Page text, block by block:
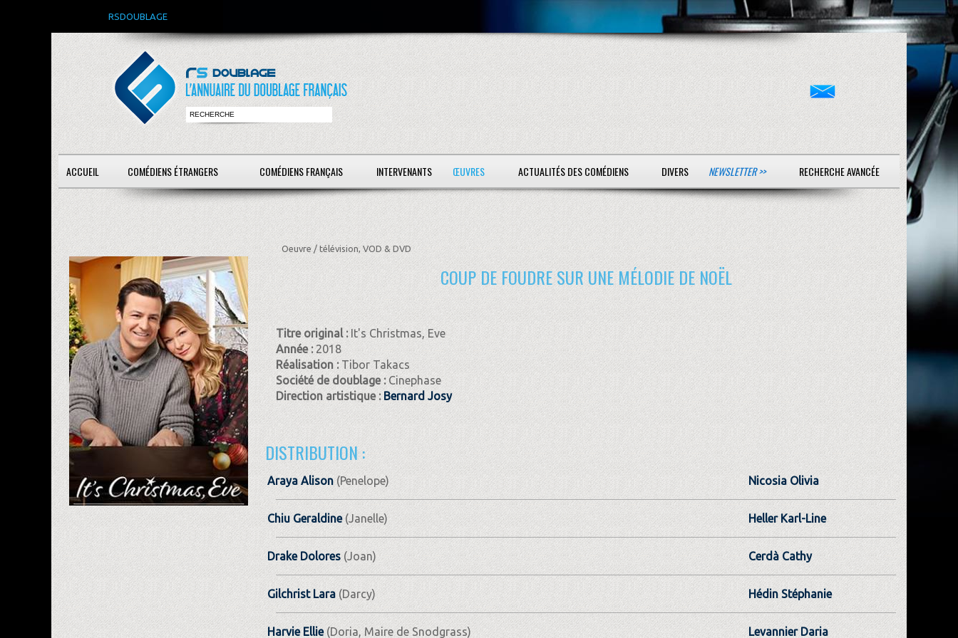
RSDOUBLAGE
ACCUEIL COMÉDIENS ÉTRANGERS COMÉDIENS FRANÇAIS INTERVENANTS ŒUVRES ACTUALITÉS DES COMÉDIENS DIVERS NEWSLETTER >> RECHERCHE AVANCÉE
Oeuvre / télévision, VOD & DVD
COUP DE FOUDRE SUR UNE MÉLODIE DE NOËL
Titre original :It's Christmas, Eve
Année :2018
Réalisation :Tibor Takacs
Société de doublage :Cinephase
Direction artistique : Bernard Josy
DISTRIBUTION :
Araya Alison(Penelope) Nicosia Olivia
Chiu Geraldine(Janelle) Heller Karl-Line
Drake Dolores(Joan) Cerdà Cathy
Gilchrist Lara (Darcy) Hédin Stéphanie
Harvie Ellie(Doria, Maire de Snodgrass) Levannier Daria